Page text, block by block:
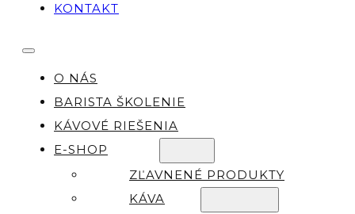
KONTAKT
O NÁS
BARISTA ŠKOLENIE
KÁVOVÉ RIEŠENIA
E-SHOP
ZĽAVNENÉ PRODUKTY
KÁVA